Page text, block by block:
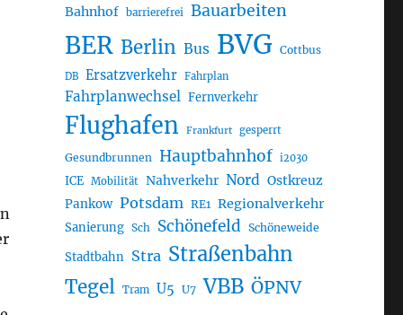
Bahnhof barrierefrei Bauarbeiten
BER Berlin Bus BVG Cottbus
DB Ersatzverkehr Fahrplan
Fahrplanwechsel Fernverkehr
Flughafen Frankfurt gesperrt
Gesundbrunnen Hauptbahnhof i2030
ICE Mobilität Nahverkehr Nord Ostkreuz
Pankow Potsdam RE1 Regionalverkehr
Sanierung Sch Schönefeld Schöneweide
Stadtbahn Stra Straßenbahn
Tegel Tram U5 U7 VBB ÖPNV